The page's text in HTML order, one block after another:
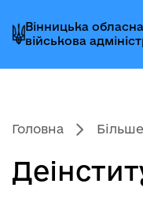
до
головного
меню
до
головного
вмісту
до
головного
колонтитула
Вінницька обласна
військова
Головна Більше